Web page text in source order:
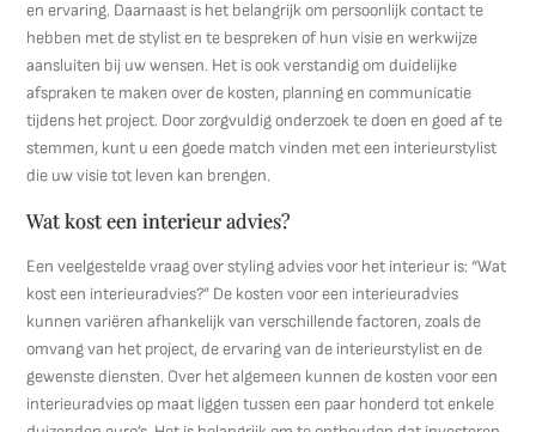
en ervaring. Daarnaast is het belangrijk om persoonlijk contact te
hebben met de stylist en te bespreken of hun visie en werkwijze
aansluiten bij uw wensen. Het is ook verstandig om duidelijke
afspraken te maken over de kosten, planning en communicatie
tijdens het project. Door zorgvuldig onderzoek te doen en goed af te
stemmen, kunt u een goede match vinden met een interieurstylist
die uw visie tot leven kan brengen.
Wat kost een interieur advies?
Een veelgestelde vraag over styling advies voor het interieur is: “Wat
kost een interieuradvies?” De kosten voor een interieuradvies
kunnen variëren afhankelijk van verschillende factoren, zoals de
omvang van het project, de ervaring van de interieurstylist en de
gewenste diensten. Over het algemeen kunnen de kosten voor een
interieuradvies op maat liggen tussen een paar honderd tot enkele